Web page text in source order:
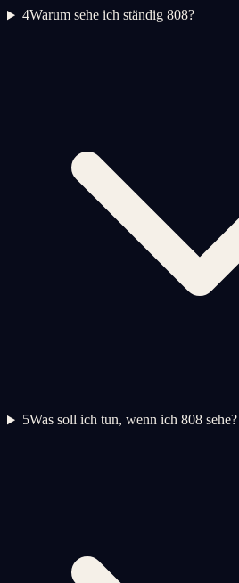
4Warum sehe ich ständig 808?
5Was soll ich tun, wenn ich 808 sehe?